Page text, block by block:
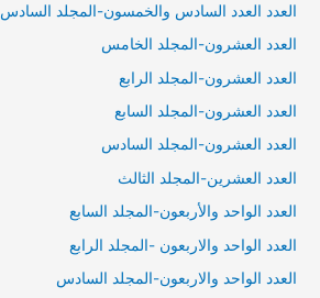
العدد العدد السادس والخمسون-المجلد السادس
العدد العشرون-المجلد الخامس
العدد العشرون-المجلد الرابع
العدد العشرون-المجلد السابع
العدد العشرون-المجلد السادس
العدد العشرين-المجلد الثالث
العدد الواحد والأربعون-المجلد السابع
العدد الواحد والاربعون -المجلد الرابع
العدد الواحد والاربعون-المجلد السادس